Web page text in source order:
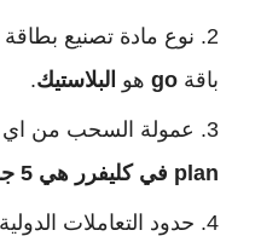
نوع مادة تصنيع
باقة go هو البلاستيك.
عمولة السحب من اي atm في باقات جو
plan في كليفرر هي 5 جم
حدود التعاملات